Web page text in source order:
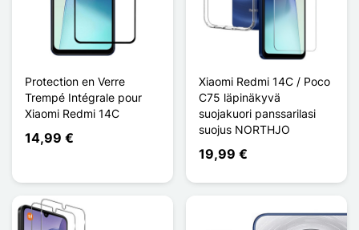
Protection en Verre
Trempé Intégrale pour
Xiaomi Redmi 14C
14,99 €
Xiaomi Redmi 14C / Poco
C75 läpinäkyvä
suojakuori panssarilasi
suojus NORTHJO
19,99 €